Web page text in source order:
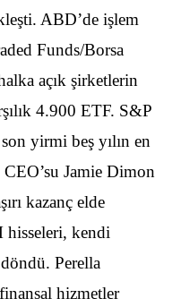
ABD’de işlem
Funds/Borsa
açık şirketlerin
4.900 ETF. S&P
yirmi beş yılın en
Jamie Dimon
kazanç elde
kendi
döndü. Perella
hizmetler